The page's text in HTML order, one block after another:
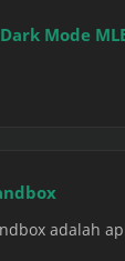
Mode
adalah